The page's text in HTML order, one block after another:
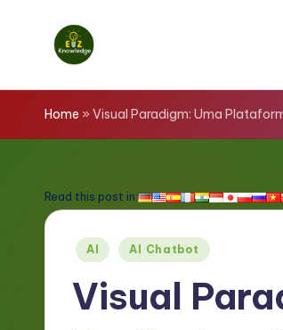
E
z
n
Home » Visual Paradigm: Uma
Read this post in:
Posted
AI AI Chatbot
Visual